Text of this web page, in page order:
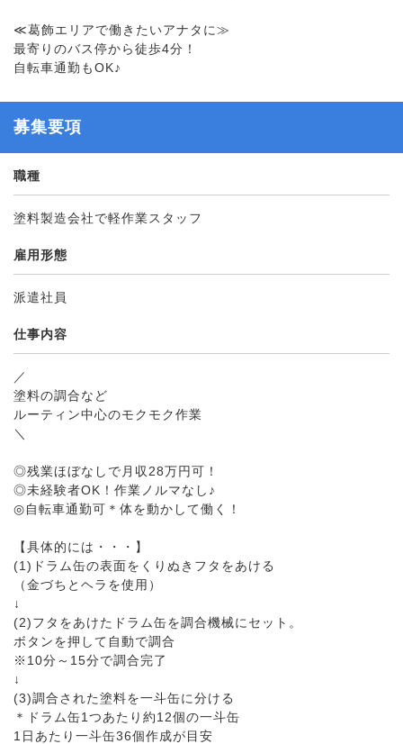
≪葛飾エリアで働きたいアナタに≫
最寄りのバス停から徒歩4分！
自転車通勤もOK♪
募集要項
職種
塗料製造会社で軽作業スタッフ
雇用形態
派遣社員
仕事内容
／
塗料の調合など
ルーティン中心のモクモク作業
＼
◎残業ほぼなしで月収28万円可！
◎未経験者OK！作業ノルマなし♪
◎自転車通勤可＊体を動かして働く！
【具体的には・・・】
(1)ドラム缶の表面をくりぬきフタをあける
（金づちとヘラを使用）
↓
(2)フタをあけたドラム缶を調合機械にセット。
ボタンを押して自動で調合
※10分～15分で調合完了
↓
(3)調合された塗料を一斗缶に分ける
＊ドラム缶1つあたり約12個の一斗缶
1日あたり一斗缶36個作成が目安